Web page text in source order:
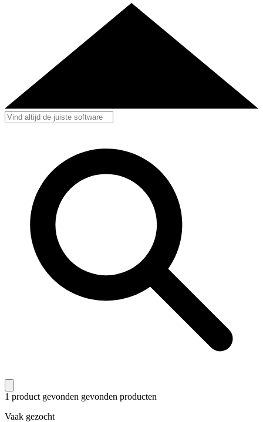
1 product gevonden gevonden producten
Vaak gezocht